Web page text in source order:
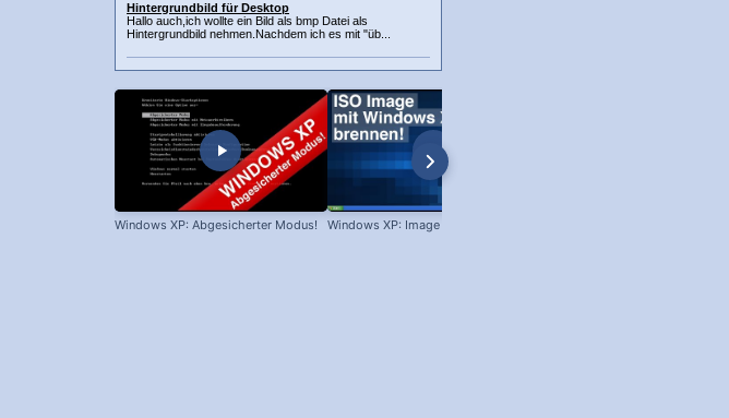
Hintergrundbild für Desktop
Hallo auch,ich wollte ein Bild als bmp Datei als
Hintergrundbild nehmen.Nachdem ich es mit "üb...
Windows XP: Abgesicherter Modus! Windows XP: Image brennen!